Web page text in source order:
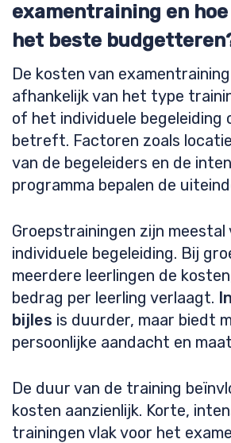
examentraining en
het beste
De kosten van
afhankelijk van het type
of het individuele begeleiding
betreft. Factoren zoals
van de begeleiders en de
programma bepalen de
Groepstrainingen zijn
individuele begeleiding. Bij
meerdere leerlingen de
bedrag per leerling verlaagt.
bijles is duurder, maar biedt
persoonlijke aandacht en
De duur van de training
kosten aanzienlijk. Korte,
trainingen vlak voor het